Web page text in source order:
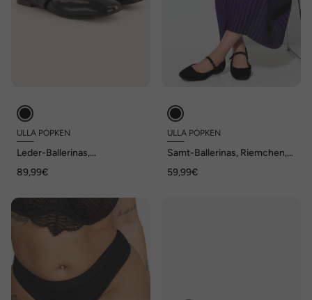
ULLA POPKEN
Leder-Ballerinas,
Weite H
89,99€
ULLA POPKEN
Samt-Ballerinas, Riemchen,
59,99€